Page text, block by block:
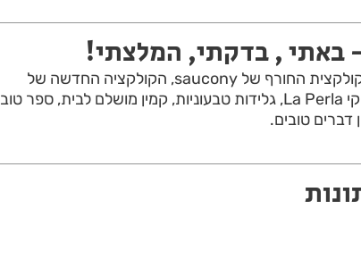
באתי , בדקתי, המלצתי!
תוחם מדהים לשפתיים, קולקצית החורף של saucony, הקולקציה החדשה של
FEMINA,הבושם האיטלקי La Perla, גלידות טבעוניות, קמין מושלם לבית, ספר טוב
דברים טובים.